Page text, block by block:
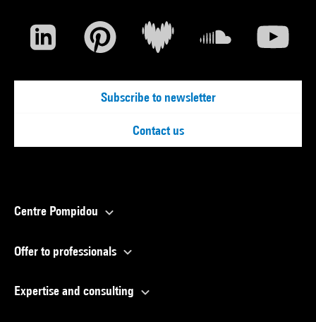
Subscribe to newsletter
Contact us
Centre Pompidou
Offer to professionals
Expertise and consulting